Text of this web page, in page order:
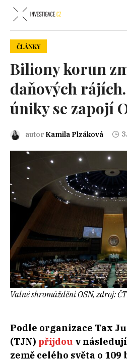
ČLÁNKY
Biliony korun
daňových
úniky se zapojí
autor Kamila Plzáková
Valné shromáždění OSN, zdroj:
Podle organizace Tax
(TJN) přijdou v
země celého světa o